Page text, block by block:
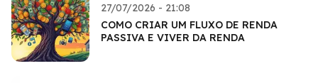
27/07/2026 - 21:08
COMO CRIAR UM FLUXO DE RENDA
PASSIVA E VIVER DA RENDA